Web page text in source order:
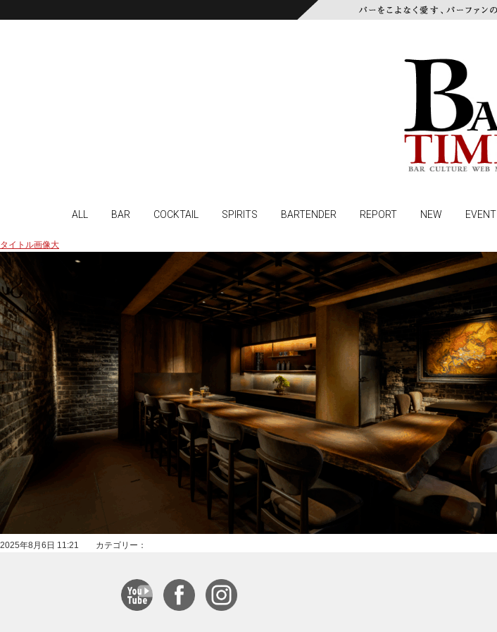
ALL BAR COCKTAIL SPIRITS BARTENDER REPORT NEW EVENT
タイトル画像大
2025年8月6日 11:21 カテゴリー：